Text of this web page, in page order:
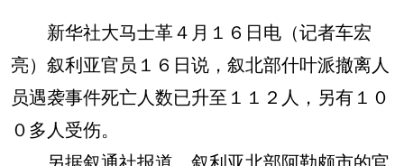
新华社大马士革４月１６日电（记者车宏
亮）叙利亚官员１６日说，叙北部什叶派撤离人
员遇袭事件死亡人数已升至１１２人，另有１０
０多人受伤。